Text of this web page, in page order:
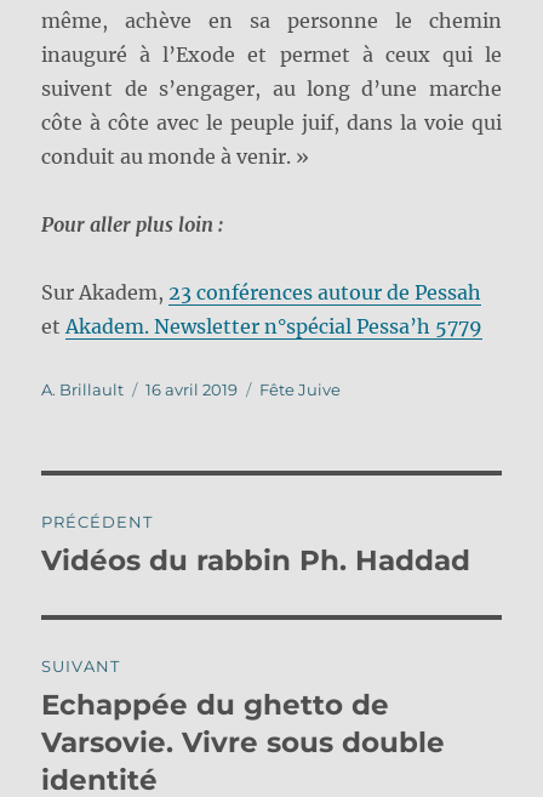
même, achève en sa personne le chemin
inauguré à l’Exode et permet à ceux qui le
suivent de s’engager, au long d’une marche
côte à côte avec le peuple juif, dans la voie qui
conduit au monde à venir. »
Pour aller plus loin :
Sur Akadem, 23 conférences autour de Pessah
et Akadem. Newsletter n°spécial Pessa’h 5779
Auteur
A. Brillault
Publié
16 avril 2019 Catégories
Fête Juive
de
PRÉCÉDENT
Publication
Vidéos du rabbin Ph. Haddad
SUIVANT
Publication
suivante :
Echappée du ghetto de
Varsovie. Vivre sous double
identité